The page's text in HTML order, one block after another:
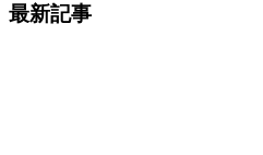
最新記事